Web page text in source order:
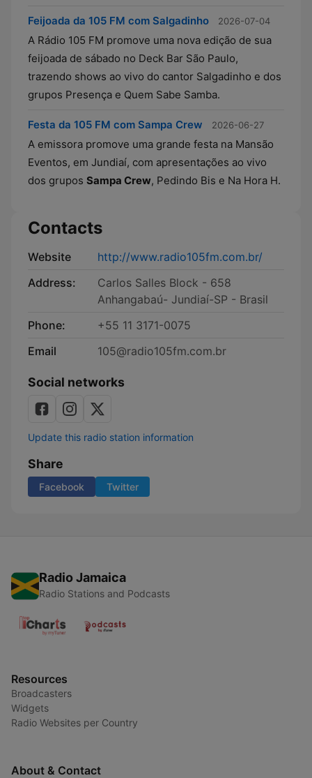
Feijoada da 105 FM com Salgadinho 2026-07-04
A Rádio 105 FM promove uma nova edição de sua
feijoada de sábado no Deck Bar São Paulo,
trazendo shows ao vivo do cantor Salgadinho e dos
grupos Presença e Quem Sabe Samba.
Festa da 105 FM com Sampa Crew 2026-06-27
A emissora promove uma grande festa na Mansão
Eventos, em Jundiaí, com apresentações ao vivo
dos grupos Sampa Crew, Pedindo Bis e Na Hora H.
Contacts
Website
http://www.radio105fm.com.br/
Address:
Carlos Salles Block - 658
Anhangabaú- Jundiaí-SP - Brasil
Phone:
+55 11 3171-0075
Email
105@radio105fm.com.br
Social networks
Update this radio station information
Share
Facebook Twitter
Radio Jamaica
Radio Stations and Podcasts
Resources
Broadcasters
Widgets
Radio Websites per Country
About & Contact